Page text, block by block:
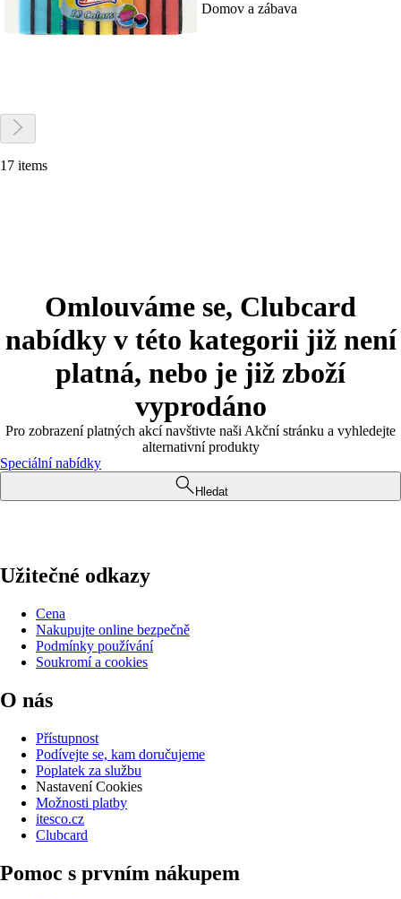
Domov a zábava
17 items
Omlouváme se, Clubcard
nabídky v této kategorii již není
platná, nebo je již zboží
vyprodáno
Pro zobrazení platných akcí navštivte naši Akční stránku a vyhledejte
alternativní produkty
Speciální nabídky
Hledat
Užitečné odkazy
Cena
Nakupujte online bezpečně
Podmínky používání
Soukromí a cookies
O nás
Přístupnost
Podívejte se, kam doručujeme
Poplatek za službu
Nastavení Cookies
Možnosti platby
itesco.cz
Clubcard
Pomoc s prvním nákupem